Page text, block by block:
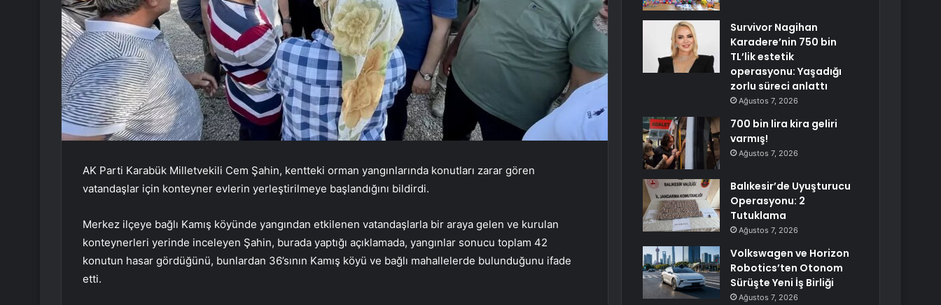
AK Parti Karabük Milletvekili Cem Şahin, kentteki orman yangınlarında konutları zarar gören
vatandaşlar için konteyner evlerin yerleştirilmeye başlandığını bildirdi.
Merkez ilçeye bağlı Kamış köyünde yangından etkilenen vatandaşlarla bir araya gelen ve kurulan
konteynerleri yerinde inceleyen Şahin, burada yaptığı açıklamada, yangınlar sonucu toplam 42
konutun hasar gördüğünü, bunlardan 36’sının Kamış köyü ve bağlı mahallelerde bulunduğunu ifade
etti.
Survivor Nagihan
Karadere’nin 750 bin
TL’lik estetik
operasyonu: Yaşadığı
zorlu süreci anlattı
Ağustos 7, 2026
700 bin lira kira geliri
varmış!
Ağustos 7, 2026
Balıkesir’de Uyuşturucu
Operasyonu: 2
Tutuklama
Ağustos 7, 2026
Volkswagen ve Horizon
Robotics’ten Otonom
Sürüşte Yeni İş Birliği
Ağustos 7, 2026